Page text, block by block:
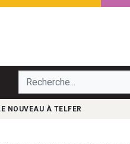
NOUVEAU À TELFER